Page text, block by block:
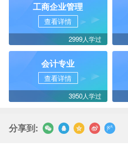
工商企业管理
查看详情
2999人学过
会计专业
查看详情
3950人学过
分享到: